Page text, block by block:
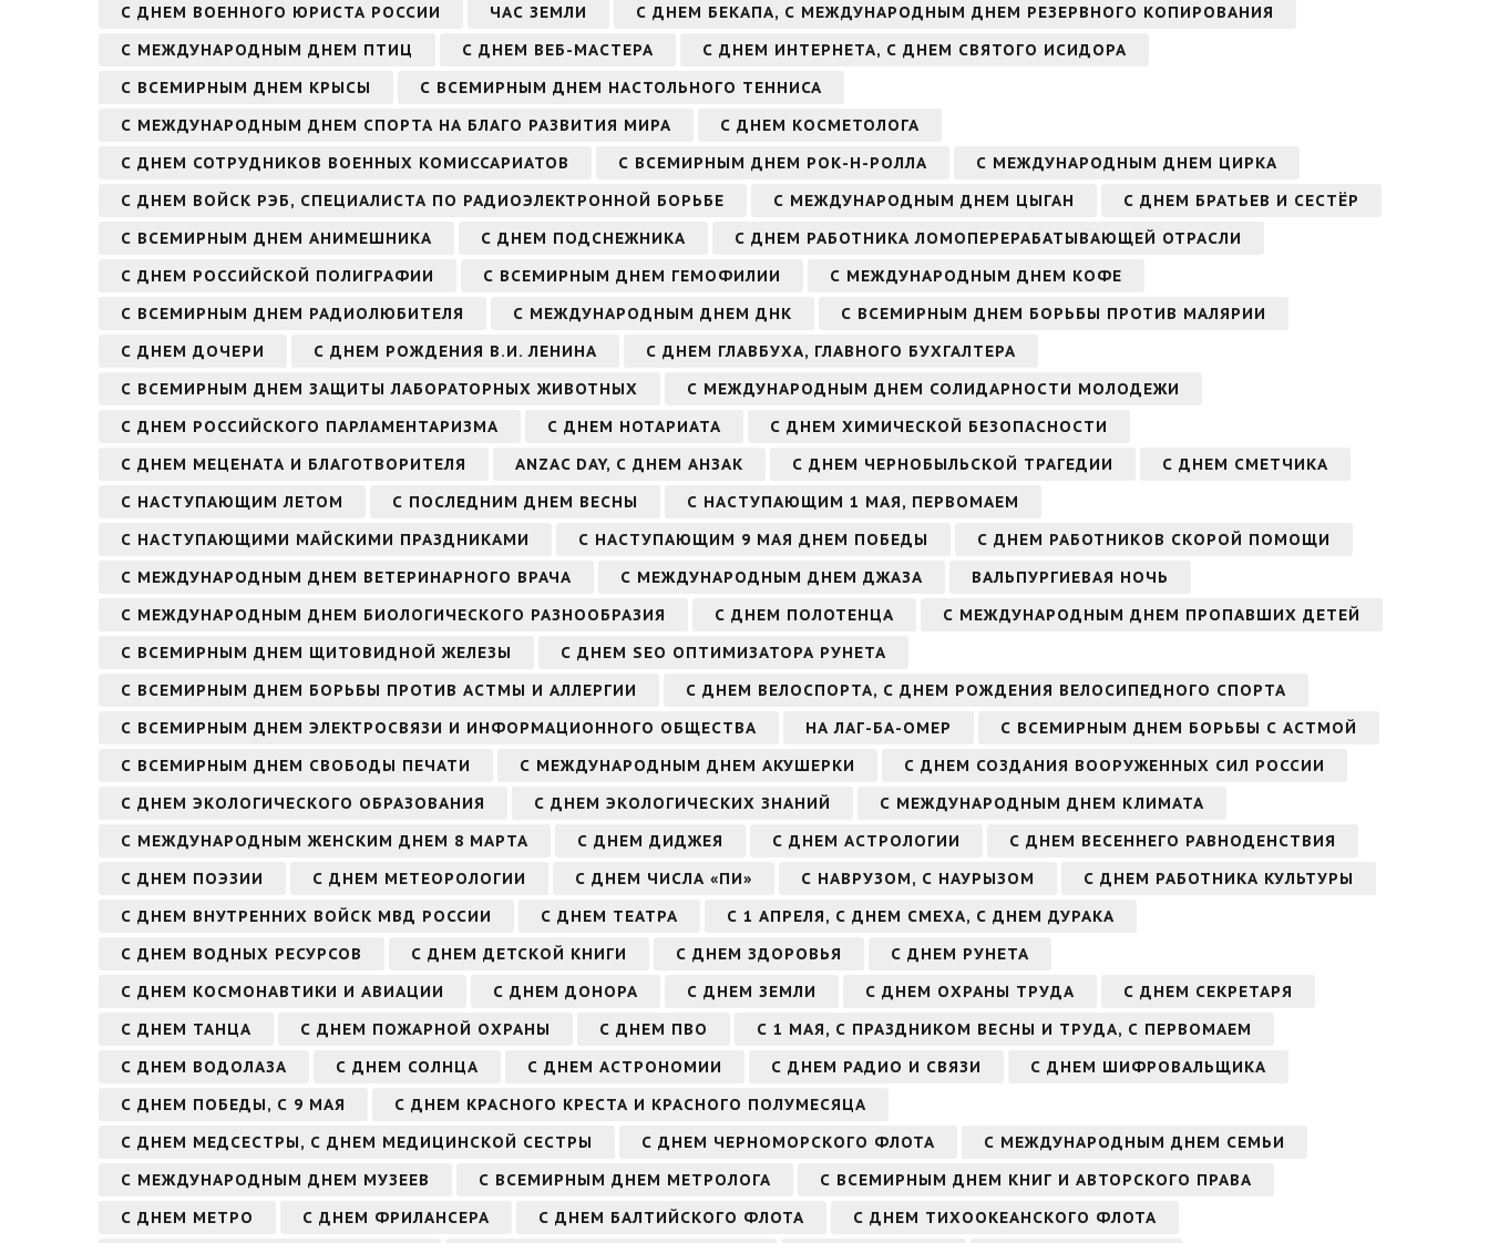
С ДНЕМ ВОЕННОГО ЮРИСТА РОССИИ
ЧАС ЗЕМЛИ
С ДНЕМ БЕКАПА, С МЕЖДУНАРОДНЫМ ДНЕМ РЕЗЕРВНОГО КОПИРОВАНИЯ
С МЕЖДУНАРОДНЫМ ДНЕМ ПТИЦ
С ДНЕМ ВЕБ-МАСТЕРА
С ДНЕМ ИНТЕРНЕТА, С ДНЕМ СВЯТОГО ИСИДОРА
С ВСЕМИРНЫМ ДНЕМ КРЫСЫ
С ВСЕМИРНЫМ ДНЕМ НАСТОЛЬНОГО ТЕННИСА
С МЕЖДУНАРОДНЫМ ДНЕМ СПОРТА НА БЛАГО РАЗВИТИЯ МИРА
С ДНЕМ КОСМЕТОЛОГА
С ДНЕМ СОТРУДНИКОВ ВОЕННЫХ КОМИССАРИАТОВ
С ВСЕМИРНЫМ ДНЕМ РОК-Н-РОЛЛА
С МЕЖДУНАРОДНЫМ ДНЕМ ЦИРКА
С ДНЕМ ВОЙСК РЭБ, СПЕЦИАЛИСТА ПО РАДИОЭЛЕКТРОННОЙ БОРЬБЕ
С МЕЖДУНАРОДНЫМ ДНЕМ ЦЫГАН
С ДНЕМ БРАТЬЕВ И СЕСТЁР
С ВСЕМИРНЫМ ДНЕМ АНИМЕШНИКА
С ДНЕМ ПОДСНЕЖНИКА
С ДНЕМ РАБОТНИКА ЛОМОПЕРЕРАБАТЫВАЮЩЕЙ ОТРАСЛИ
С ДНЕМ РОССИЙСКОЙ ПОЛИГРАФИИ
С ВСЕМИРНЫМ ДНЕМ ГЕМОФИЛИИ
С МЕЖДУНАРОДНЫМ ДНЕМ КОФЕ
С ВСЕМИРНЫМ ДНЕМ РАДИОЛЮБИТЕЛЯ
С МЕЖДУНАРОДНЫМ ДНЕМ ДНК
С ВСЕМИРНЫМ ДНЕМ БОРЬБЫ ПРОТИВ МАЛЯРИИ
С ДНЕМ ДОЧЕРИ
С ДНЕМ РОЖДЕНИЯ В.И. ЛЕНИНА
С ДНЕМ ГЛАВБУХА, ГЛАВНОГО БУХГАЛТЕРА
С ВСЕМИРНЫМ ДНЕМ ЗАЩИТЫ ЛАБОРАТОРНЫХ ЖИВОТНЫХ
С МЕЖДУНАРОДНЫМ ДНЕМ СОЛИДАРНОСТИ МОЛОДЕЖИ
С ДНЕМ РОССИЙСКОГО ПАРЛАМЕНТАРИЗМА
С ДНЕМ НОТАРИАТА
С ДНЕМ ХИМИЧЕСКОЙ БЕЗОПАСНОСТИ
С ДНЕМ МЕЦЕНАТА И БЛАГОТВОРИТЕЛЯ
ANZAC DAY, С ДНЕМ АНЗАК С ДНЕМ ЧЕРНОБЫЛЬСКОЙ ТРАГЕДИИ
С ДНЕМ СМЕТЧИКА
С НАСТУПАЮЩИМ ЛЕТОМ
С ПОСЛЕДНИМ ДНЕМ ВЕСНЫ
С НАСТУПАЮЩИМ 1 МАЯ, ПЕРВОМАЕМ
С НАСТУПАЮЩИМИ МАЙСКИМИ ПРАЗДНИКАМИ
С НАСТУПАЮЩИМ 9 МАЯ ДНЕМ ПОБЕДЫ
С ДНЕМ РАБОТНИКОВ СКОРОЙ ПОМОЩИ
С МЕЖДУНАРОДНЫМ ДНЕМ ВЕТЕРИНАРНОГО ВРАЧА
С МЕЖДУНАРОДНЫМ ДНЕМ ДЖАЗА
ВАЛЬПУРГИЕВАЯ НОЧЬ
С МЕЖДУНАРОДНЫМ ДНЕМ БИОЛОГИЧЕСКОГО РАЗНООБРАЗИЯ
С ДНЕМ ПОЛОТЕНЦА
С МЕЖДУНАРОДНЫМ ДНЕМ ПРОПАВШИХ ДЕТЕЙ
С ВСЕМИРНЫМ ДНЕМ ЩИТОВИДНОЙ ЖЕЛЕЗЫ
С ДНЕМ SEO ОПТИМИЗАТОРА РУНЕТА
С ВСЕМИРНЫМ ДНЕМ БОРЬБЫ ПРОТИВ АСТМЫ И АЛЛЕРГИИ
С ДНЕМ ВЕЛОСПОРТА, С ДНЕМ РОЖДЕНИЯ ВЕЛОСИПЕДНОГО СПОРТА
С ВСЕМИРНЫМ ДНЕМ ЭЛЕКТРОСВЯЗИ И ИНФОРМАЦИОННОГО ОБЩЕСТВА
НА ЛАГ-БА-ОМЕР
С ВСЕМИРНЫМ ДНЕМ БОРЬБЫ С АСТМОЙ
С ВСЕМИРНЫМ ДНЕМ СВОБОДЫ ПЕЧАТИ
С МЕЖДУНАРОДНЫМ ДНЕМ АКУШЕРКИ
С ДНЕМ СОЗДАНИЯ ВООРУЖЕННЫХ СИЛ РОССИИ
С ДНЕМ ЭКОЛОГИЧЕСКОГО ОБРАЗОВАНИЯ
С ДНЕМ ЭКОЛОГИЧЕСКИХ ЗНАНИЙ
С МЕЖДУНАРОДНЫМ ДНЕМ КЛИМАТА
С МЕЖДУНАРОДНЫМ ЖЕНСКИМ ДНЕМ 8 МАРТА
С ДНЕМ ДИДЖЕЯ С ДНЕМ АСТРОЛОГИИ
С ДНЕМ ВЕСЕННЕГО РАВНОДЕНСТВИЯ
С ДНЕМ ПОЭЗИИ
С ДНЕМ МЕТЕОРОЛОГИИ С ДНЕМ ЧИСЛА «ПИ» С НАВРУЗОМ, С НАУРЫЗОМ
С ДНЕМ РАБОТНИКА КУЛЬТУРЫ
С ДНЕМ ВНУТРЕННИХ ВОЙСК МВД РОССИИ
С ДНЕМ ТЕАТРА
С 1 АПРЕЛЯ, С ДНЕМ СМЕХА, С ДНЕМ ДУРАКА
С ДНЕМ ВОДНЫХ РЕСУРСОВ
С ДНЕМ ДЕТСКОЙ КНИГИ С ДНЕМ ЗДОРОВЬЯ
С ДНЕМ РУНЕТА
С ДНЕМ КОСМОНАВТИКИ И АВИАЦИИ
С ДНЕМ ДОНОРА С ДНЕМ ЗЕМЛИ С ДНЕМ ОХРАНЫ ТРУДА
С ДНЕМ СЕКРЕТАРЯ
С ДНЕМ ТАНЦА
С ДНЕМ ПОЖАРНОЙ ОХРАНЫ С ДНЕМ ПВО
С 1 МАЯ, С ПРАЗДНИКОМ ВЕСНЫ И ТРУДА, С ПЕРВОМАЕМ
С ДНЕМ ВОДОЛАЗА
С ДНЕМ СОЛНЦА С ДНЕМ АСТРОНОМИИ С ДНЕМ РАДИО И СВЯЗИ
С ДНЕМ ШИФРОВАЛЬЩИКА
С ДНЕМ ПОБЕДЫ, С 9 МАЯ
С ДНЕМ КРАСНОГО КРЕСТА И КРАСНОГО ПОЛУМЕСЯЦА
С ДНЕМ МЕДСЕСТРЫ, С ДНЕМ МЕДИЦИНСКОЙ СЕСТРЫ
С ДНЕМ ЧЕРНОМОРСКОГО ФЛОТА
С МЕЖДУНАРОДНЫМ ДНЕМ СЕМЬИ
С МЕЖДУНАРОДНЫМ ДНЕМ МУЗЕЕВ
С ВСЕМИРНЫМ ДНЕМ МЕТРОЛОГА
С ВСЕМИРНЫМ ДНЕМ КНИГ И АВТОРСКОГО ПРАВА
С ДНЕМ МЕТРО
С ДНЕМ ФРИЛАНСЕРА С ДНЕМ БАЛТИЙСКОГО ФЛОТА С ДНЕМ ТИХООКЕАНСКОГО ФЛОТА